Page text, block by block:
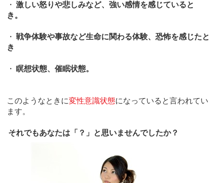
・ 激しい怒りや悲しみなど、強い感情を感じていると
き。
・ 戦争体験や事故など生命に関わる体験、恐怖を感じたと
き
・ 瞑想状態、催眠状態。
このようなときに変性意識状態になっていると言われてい
ます。
それでもあなたは「？」と思いませんでしたか？